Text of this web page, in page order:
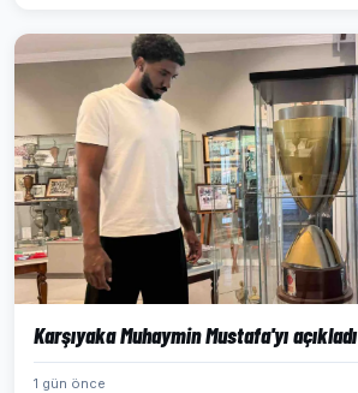
Karşıyaka Muhaymin Mustafa'yı açıkladı
1 gün önce